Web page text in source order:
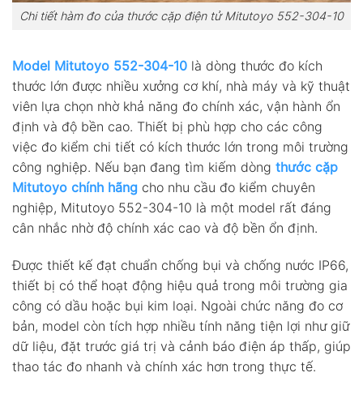
Chi tiết hàm đo của thước cặp điện tử Mitutoyo 552-304-10
Model Mitutoyo 552-304-10 là dòng thước đo kích
thước lớn được nhiều xưởng cơ khí, nhà máy và kỹ thuật
viên lựa chọn nhờ khả năng đo chính xác, vận hành ổn
định và độ bền cao. Thiết bị phù hợp cho các công
việc đo kiểm chi tiết có kích thước lớn trong môi trường
công nghiệp. Nếu bạn đang tìm kiếm dòng thước cặp
Mitutoyo chính hãng cho nhu cầu đo kiểm chuyên
nghiệp, Mitutoyo 552-304-10 là một model rất đáng
cân nhắc nhờ độ chính xác cao và độ bền ổn định.
Được thiết kế đạt chuẩn chống bụi và chống nước IP66,
thiết bị có thể hoạt động hiệu quả trong môi trường gia
công có dầu hoặc bụi kim loại. Ngoài chức năng đo cơ
bản, model còn tích hợp nhiều tính năng tiện lợi như giữ
dữ liệu, đặt trước giá trị và cảnh báo điện áp thấp, giúp
thao tác đo nhanh và chính xác hơn trong thực tế.